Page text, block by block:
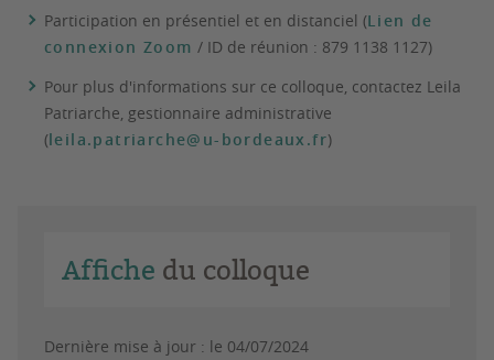
Participation en présentiel et en distanciel (Lien de
connexion Zoom / ID de réunion : 879 1138 1127)
Pour plus d'informations sur ce colloque, contactez Leila
Patriarche, gestionnaire administrative
(leila.patriarche@u-bordeaux.fr)
Affiche du colloque
Dernière mise à jour : le 04/07/2024